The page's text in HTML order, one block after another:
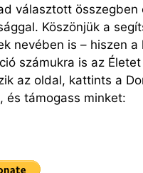
választott összegben
Köszönjük a
nevében is – hiszen a
számukra is az
az oldal, kattints a
és támogass minket: